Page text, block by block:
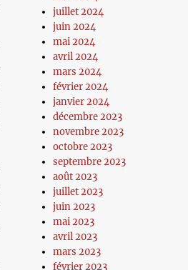
juillet 2024
juin 2024
mai 2024
avril 2024
mars 2024
février 2024
janvier 2024
décembre 2023
novembre 2023
octobre 2023
septembre 2023
août 2023
juillet 2023
juin 2023
mai 2023
avril 2023
mars 2023
février 2023